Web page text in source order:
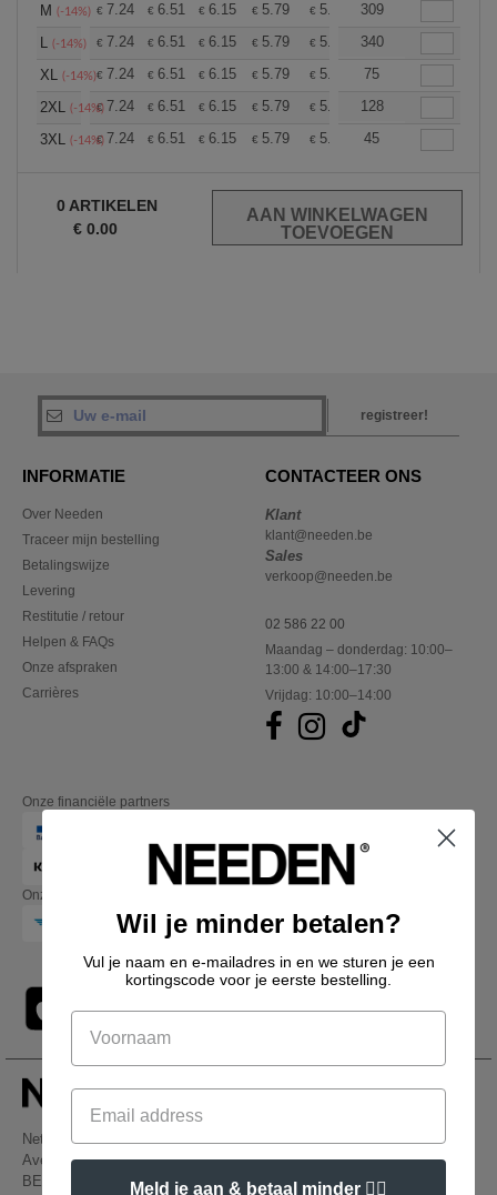
M (-14%) € 7.24 € 6.51 € 6.15 € 5.79 € 5.43 €5.06
309
L (-14%) € 7.24 € 6.51 € 6.15 € 5.79 € 5.43 €5.06
340
XL (-14%)€ 7.24 € 6.51 € 6.15 € 5.79 € 5.43 €5.06
75
2XL (-14%)
€7.24 € 6.51 € 6.15 € 5.79 € 5.43 €5.06
128
3XL (-14%)
€7.24 € 6.51 € 6.15 € 5.79 € 5.43 €5.06
45
0 ARTIKELEN
€ 0.00
registreer!
INFORMATIE
Over Needen
Traceer mijn bestelling
Betalingswijze
Levering
Restitutie / retour
Helpen & FAQs
Onze afspraken
Carrières
CONTACTEER ONS
Klant
klant@needen.be
Sales
verkoop@needen.be
02 586 22 00
Maandag – donderdag: 10:00–
13:00 & 14:00–17:30
Vrijdag: 10:00–14:00
Onze financiële partners
Onze transporteurs
Netenders Belgium SRL
Avenue Hermann-Debroux 54, 1160, Bruxelles
BE61 3632 1629 8017
Wil je minder betalen?
Vul je naam en e-mailadres in en we sturen je een
kortingscode voor je eerste bestelling.
Meld je aan & betaal minder 👍🏼